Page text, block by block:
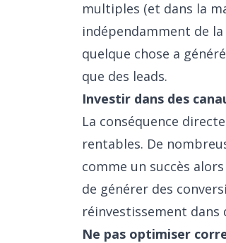
multiples (et dans la
indépendamment de
quelque chose a
que des leads.
Investir dans des
La conséquence
rentables. De
comme un succès
de générer des
réinvestissement dans
Ne pas optimiser